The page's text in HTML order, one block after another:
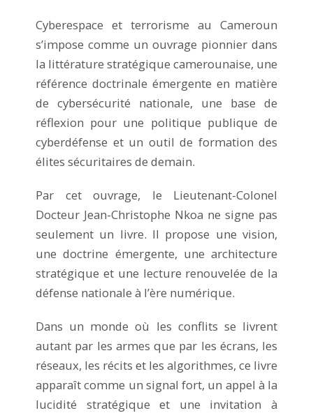
Cyberespace et terrorisme au Cameroun
s’impose comme un ouvrage pionnier dans
la littérature stratégique camerounaise, une
référence doctrinale émergente en matière
de cybersécurité nationale, une base de
réflexion pour une politique publique de
cyberdéfense et un outil de formation des
élites sécuritaires de demain.
Par cet ouvrage, le Lieutenant-Colonel
Docteur Jean-Christophe Nkoa ne signe pas
seulement un livre. Il propose une vision,
une doctrine émergente, une architecture
stratégique et une lecture renouvelée de la
défense nationale à l’ère numérique.
Dans un monde où les conflits se livrent
autant par les armes que par les écrans, les
réseaux, les récits et les algorithmes, ce livre
apparaît comme un signal fort, un appel à la
lucidité stratégique et une invitation à